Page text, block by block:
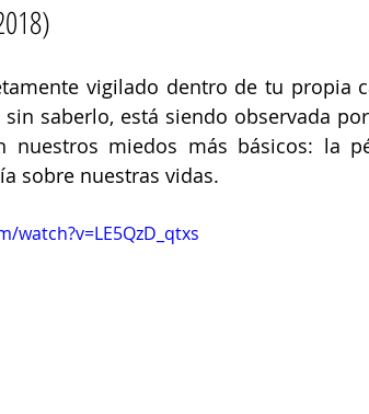
vigilado dentro de tu propia
saberlo, está siendo observada
nuestros miedos más básicos: la
sobre nuestras vidas.